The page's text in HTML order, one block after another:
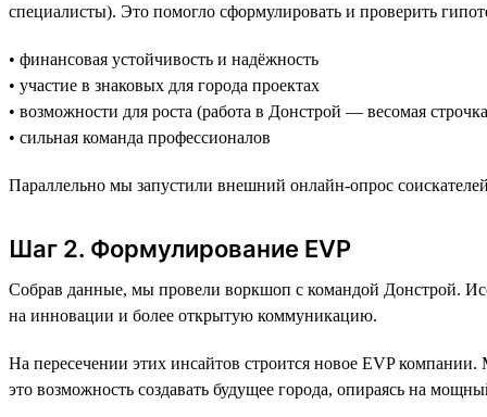
специалисты). Это помогло сформулировать и проверить
• финансовая устойчивость и надёжность
• участие в знаковых для города проектах
• возможности для роста (работа в Донстрой — весомая
• сильная команда профессионалов
Параллельно мы запустили внешний онлайн-опрос
Шаг 2. Формулирование EVP
Собрав данные, мы провели воркшоп с командой Донстрой.
на инновации и более открытую коммуникацию.
На пересечении этих инсайтов строится новое EVP
это возможность создавать будущее города, опираясь на